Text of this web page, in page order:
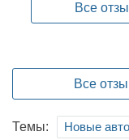
Все
Все
Новые авто
Темы: